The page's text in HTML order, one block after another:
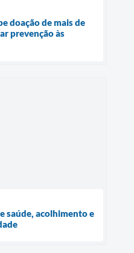
doação de mais de
prevenção às
saúde, acolhimento e